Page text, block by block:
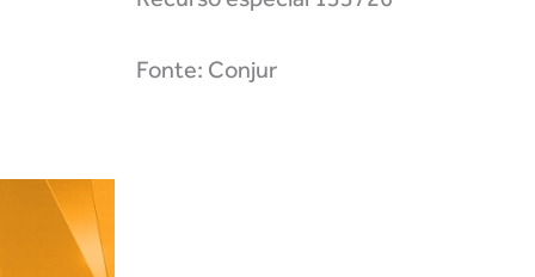
Fonte: Conjur